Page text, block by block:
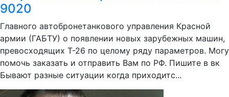
9020
Главного автобронетанкового управления Красной
армии (ГАБТУ) о появлении новых зарубежных машин,
превосходящих Т-26 по целому ряду параметров. Могу
помочь заказать и отправить Вам по РФ. Пишите в вк
Бывают разные ситуации когда приходитс...